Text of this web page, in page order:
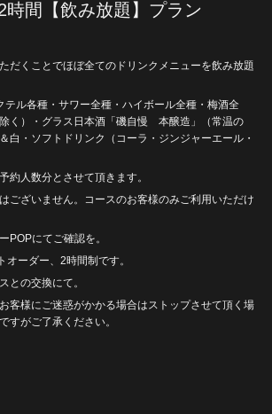
時間【飲み放題】プラン
だくことでほぼ全てのドリンクメニューを飲み放題
テル各種・サワー全種・ハイボール全種・梅酒全
く）・グラス日本酒「磯自慢 本醸造」（常温の
白・ソフトドリンク（コーラ・ジンジャーエール・
約人数分とさせて頂きます。
ございません。コースのお客様のみご利用いただけ
POPにてご確認を。
ーダー、2時間制です。
との交換にて。
客様にご迷惑がかかる場合はストップさせて頂く場
すがご了承ください。